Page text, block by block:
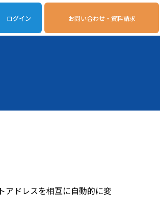
ログイン お問い合わせ・資料請求
ドレスを相互に自動的に変